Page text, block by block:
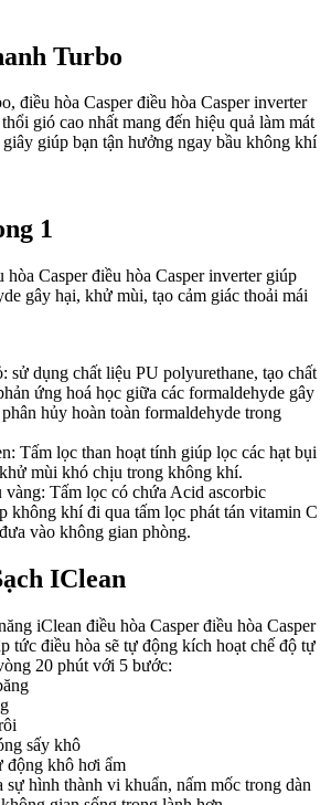
Turbo​
điều hòa Casper điều hòa Casper inverter
gió cao nhất mang đến hiệu quả làm mát
giúp bạn tận hưởng ngay bầu không khí
1​
Casper điều hòa Casper inverter giúp
gây hại, khử mùi, tạo cảm giác thoải mái
sử dụng chất liệu PU polyurethane, tạo chất
ứng hoá học giữa các formaldehyde gây
hủy hoàn toàn formaldehyde trong
Tấm lọc than hoạt tính giúp lọc các hạt bụi
mùi khó chịu trong không khí.
vàng: Tấm lọc có chứa Acid ascorbic
không khí đi qua tấm lọc phát tán vitamin C
vào không gian phòng.
IClean​
iClean điều hòa Casper điều hòa Casper
tức điều hòa sẽ tự động kích hoạt chế độ tự
20 phút với 5 bước:
sấy khô
động khô hơi ẩm
sự hình thành vi khuẩn, nấm mốc trong dàn